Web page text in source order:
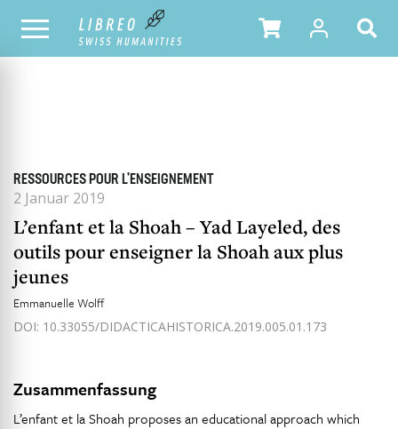
ALLE HEFTE INHALTSÜBERSICHT DER AUSGABE
RESSOURCES POUR L'ENSEIGNEMENT
2 Januar 2019
L’enfant et la Shoah – Yad Layeled, des
outils pour enseigner la Shoah aux plus
jeunes
Emmanuelle Wolff
DOI: 10.33055/DIDACTICAHISTORICA.2019.005.01.173
Zusammenfassung
L’enfant et la Shoah proposes an educational approach which